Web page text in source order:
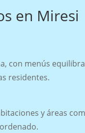
en Miresi
con menús
residentes.
y áreas